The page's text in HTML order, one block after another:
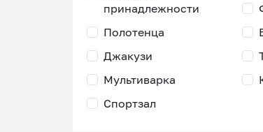
принадлежности
Полотенца
Джакузи
Мультиварка
Спортзал